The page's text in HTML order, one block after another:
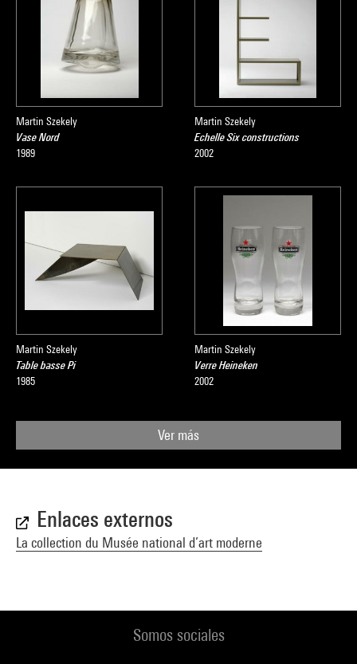
Martin Szekely
Vase Nord
1989
Martin Szekely
Echelle Six constructions
2002
Martin Szekely
Table basse Pi
1985
Martin Szekely
Verre Heineken
2002
Ver más
Enlaces externos
La collection du Musée national d’art moderne
Somos sociales